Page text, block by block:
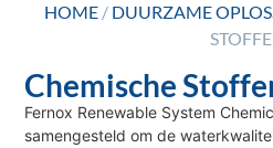
HOME / DUURZAME
Chemische
Fernox Renewable System
samengesteld om de